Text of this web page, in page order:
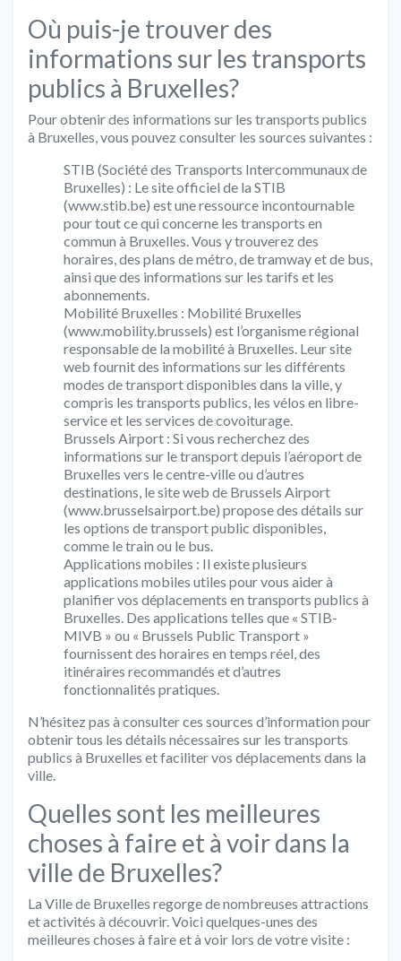
Où puis-je trouver des
informations sur les transports
publics à Bruxelles?
Pour obtenir des informations sur les transports publics
à Bruxelles, vous pouvez consulter les sources suivantes :
STIB (Société des Transports Intercommunaux de
Bruxelles) : Le site officiel de la STIB
(www.stib.be) est une ressource incontournable
pour tout ce qui concerne les transports en
commun à Bruxelles. Vous y trouverez des
horaires, des plans de métro, de tramway et de bus,
ainsi que des informations sur les tarifs et les
abonnements.
Mobilité Bruxelles : Mobilité Bruxelles
(www.mobility.brussels) est l’organisme régional
responsable de la mobilité à Bruxelles. Leur site
web fournit des informations sur les différents
modes de transport disponibles dans la ville, y
compris les transports publics, les vélos en libre-
service et les services de covoiturage.
Brussels Airport : Si vous recherchez des
informations sur le transport depuis l’aéroport de
Bruxelles vers le centre-ville ou d’autres
destinations, le site web de Brussels Airport
(www.brusselsairport.be) propose des détails sur
les options de transport public disponibles,
comme le train ou le bus.
Applications mobiles : Il existe plusieurs
applications mobiles utiles pour vous aider à
planifier vos déplacements en transports publics à
Bruxelles. Des applications telles que « STIB-
MIVB » ou « Brussels Public Transport »
fournissent des horaires en temps réel, des
itinéraires recommandés et d’autres
fonctionnalités pratiques.
N’hésitez pas à consulter ces sources d’information pour
obtenir tous les détails nécessaires sur les transports
publics à Bruxelles et faciliter vos déplacements dans la
ville.
Quelles sont les meilleures
choses à faire et à voir dans la
ville de Bruxelles?
La Ville de Bruxelles regorge de nombreuses attractions
et activités à découvrir. Voici quelques-unes des
meilleures choses à faire et à voir lors de votre visite :